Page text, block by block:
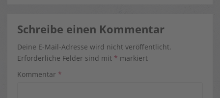
Schreibe einen Kommentar
Deine E-Mail-Adresse wird nicht veröffentlicht.
Erforderliche Felder sind mit * markiert
Kommentar *